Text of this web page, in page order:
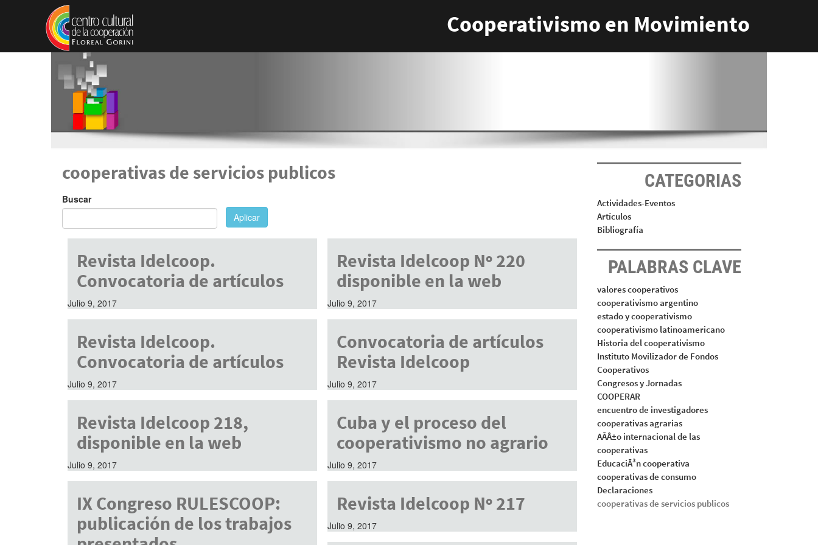
Pasar al contenido principal
Cooperativismo en Movimiento
cooperativas de servicios publicos
Buscar
Aplicar
Revista Idelcoop.
Convocatoria de artículos
Julio 9, 2017
Revista Idelcoop Nº 220
disponible en la web
Julio 9, 2017
Revista Idelcoop.
Convocatoria de artículos
Julio 9, 2017
Convocatoria de artículos
Revista Idelcoop
Julio 9, 2017
Revista Idelcoop 218,
disponible en la web
Julio 9, 2017
Cuba y el proceso del
cooperativismo no agrario
Julio 9, 2017
IX Congreso RULESCOOP:
publicación de los trabajos
Revista Idelcoop Nº 217
Julio 9, 2017
CATEGORIAS
Actividades-Eventos
Artículos
Bibliografía
PALABRAS CLAVE
valores cooperativos
cooperativismo argentino
estado y cooperativismo
cooperativismo latinoamericano
Historia del cooperativismo
Instituto Movilizador de Fondos
Cooperativos
Congresos y Jornadas
COOPERAR
encuentro de investigadores
cooperativas agrarias
AÃÂ±o internacional de las
cooperativas
EducaciÃ³n cooperativa
cooperativas de consumo
Declaraciones
cooperativas de servicios publicos